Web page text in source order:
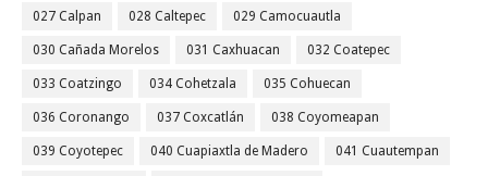
027 Calpan 028 Caltepec 029 Camocuautla
030 Cañada Morelos 031 Caxhuacan 032 Coatepec
033 Coatzingo 034 Cohetzala 035 Cohuecan
036 Coronango 037 Coxcatlán 038 Coyomeapan
039 Coyotepec 040 Cuapiaxtla de Madero 041 Cuautempan